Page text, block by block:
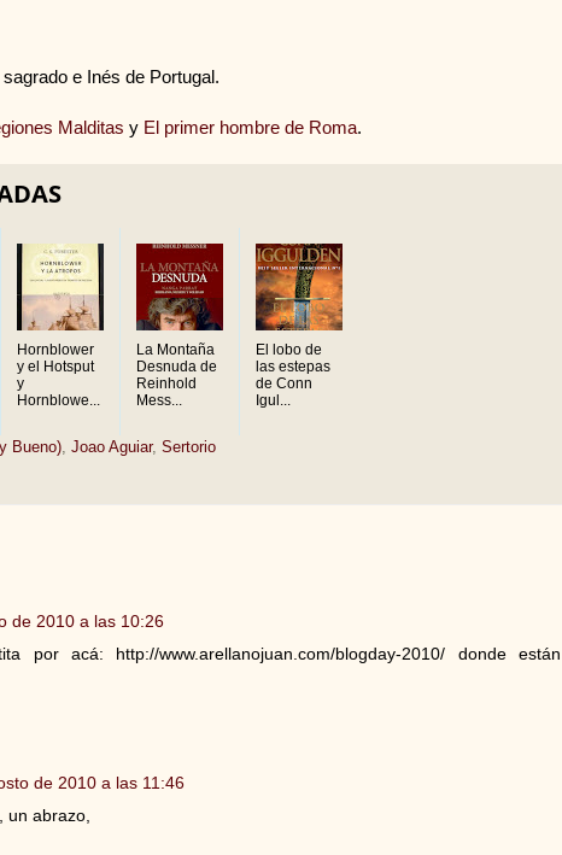
e Inés de Portugal.
Malditas y El primer hombre de Roma.
Hornblower
y el Hotsput
y
Hornblowe...
La Montaña
Desnuda de
Reinhold
Mess...
El lobo de
las estepas
de Conn
Igul...
Bueno), Joao Aguiar, Sertorio
de 2010 a las 10:26
por acá: http://www.arellanojuan.com/blogday-2010/ donde están
de 2010 a las 11:46
un abrazo,